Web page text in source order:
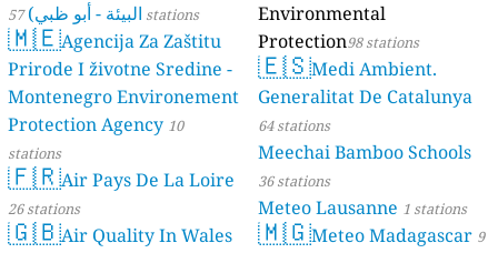
البيئة - أبو ظبي) 57 stations
🇲🇪Agencija Za Zaštitu
Prirode I životne Sredine -
Montenegro Environement
Protection Agency 10
stations
🇫🇷Air Pays De La Loire
26 stations
🇬🇧Air Quality In Wales
Environmental
Protection98 stations
🇪🇸Medi Ambient.
Generalitat De Catalunya
64 stations
Meechai Bamboo Schools
36 stations
Meteo Lausanne 1 stations
🇲🇬Meteo Madagascar 9